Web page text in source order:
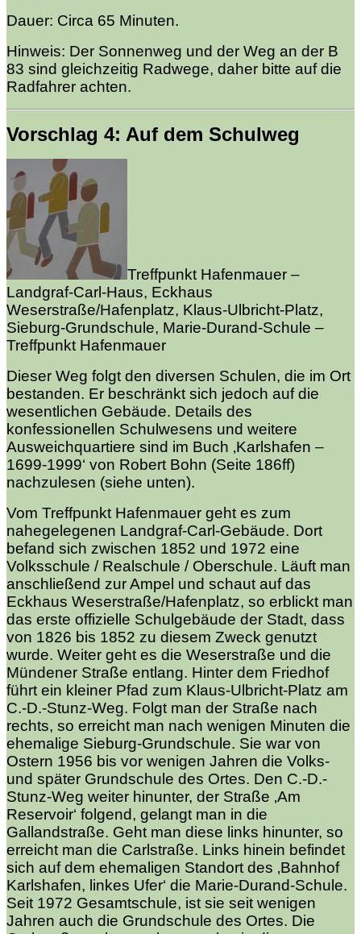
Dauer: Circa 65 Minuten.
Hinweis: Der Sonnenweg und der Weg an der B
83 sind gleichzeitig Radwege, daher bitte auf die
Radfahrer achten.
Vorschlag 4: Auf dem Schulweg
Treffpunkt Hafenmauer –
Landgraf-Carl-Haus, Eckhaus
Weserstraße/Hafenplatz, Klaus-Ulbricht-Platz,
Sieburg-Grundschule, Marie-Durand-Schule –
Treffpunkt Hafenmauer
Dieser Weg folgt den diversen Schulen, die im Ort
bestanden. Er beschränkt sich jedoch auf die
wesentlichen Gebäude. Details des
konfessionellen Schulwesens und weitere
Ausweichquartiere sind im Buch ‚Karlshafen –
1699-1999‘ von Robert Bohn (Seite 186ff)
nachzulesen (siehe unten).
Vom Treffpunkt Hafenmauer geht es zum
nahegelegenen Landgraf-Carl-Gebäude. Dort
befand sich zwischen 1852 und 1972 eine
Volksschule / Realschule / Oberschule. Läuft man
anschließend zur Ampel und schaut auf das
Eckhaus Weserstraße/Hafenplatz, so erblickt man
das erste offizielle Schulgebäude der Stadt, dass
von 1826 bis 1852 zu diesem Zweck genutzt
wurde. Weiter geht es die Weserstraße und die
Mündener Straße entlang. Hinter dem Friedhof
führt ein kleiner Pfad zum Klaus-Ulbricht-Platz am
C.-D.-Stunz-Weg. Folgt man der Straße nach
rechts, so erreicht man nach wenigen Minuten die
ehemalige Sieburg-Grundschule. Sie war von
Ostern 1956 bis vor wenigen Jahren die Volks-
und später Grundschule des Ortes. Den C.-D.-
Stunz-Weg weiter hinunter, der Straße ‚Am
Reservoir‘ folgend, gelangt man in die
Gallandstraße. Geht man diese links hinunter, so
erreicht man die Carlstraße. Links hinein befindet
sich auf dem ehemaligen Standort des ‚Bahnhof
Karlshafen, linkes Ufer‘ die Marie-Durand-Schule.
Seit 1972 Gesamtschule, ist sie seit wenigen
Jahren auch die Grundschule des Ortes. Die